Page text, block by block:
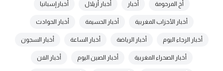
أخ المرحومة أخبار أخبار أزيلال أخبار إسبانيا
أخبار الأحزاب المغربية أخبار الحسيمة أخبار الحوادث
أخبار الرجاء اليوم أخبار الرياضة أخبار الساعة أخبار السجون
أخبار الصحراء المغربية أخبار الصين اليوم أخبار الفن